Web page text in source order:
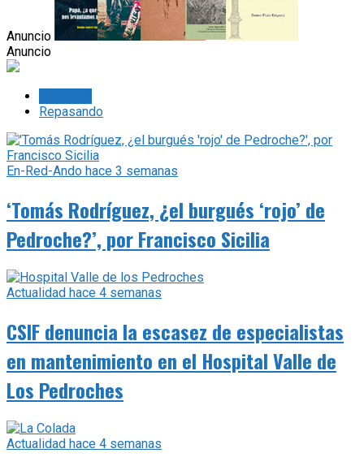
Anuncio
Anuncio
Repasando
En-Red-Ando hace 3 semanas
‘Tomás Rodríguez, ¿el burgués ‘rojo’ de
Pedroche?’, por Francisco Sicilia
Actualidad hace 4 semanas
CSIF denuncia la escasez de especialistas
en mantenimiento en el Hospital Valle de
Los Pedroches
Actualidad hace 4 semanas